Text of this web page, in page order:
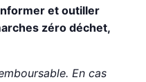
et outiller
zéro déchet,
En cas